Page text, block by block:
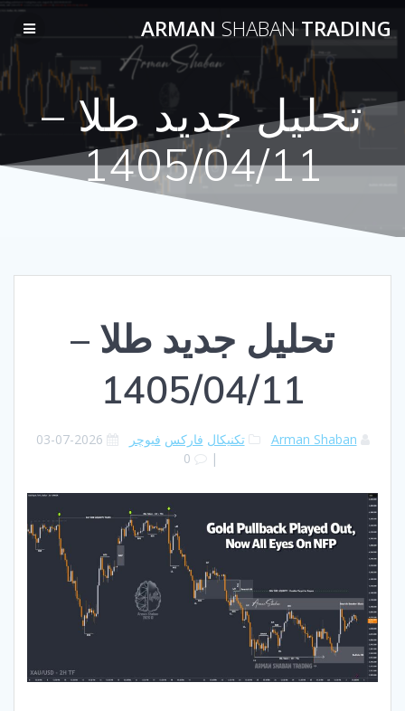
to
content
ARMAN SHABANTRADING
تحلیل جدید طلا –
1405/04/11
تحلیل جدید طلا –
1405/04/11
Arman Shaban تکنیکال فارکس فیوچر
2026-07-03
|
0